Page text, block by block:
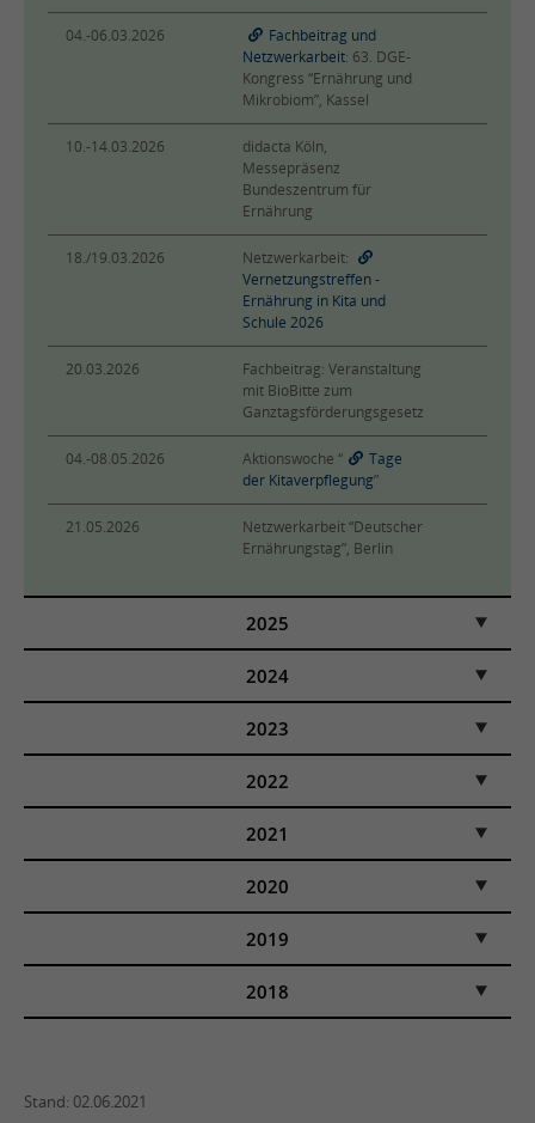
04.-06.03.2026
Fachbeitrag und
Netzwerkarbeit: 63. DGE-
Kongress “Ernährung und
Mikrobiom”, Kassel
10.-14.03.2026
didacta Köln,
Messepräsenz
Bundeszentrum für
Ernährung
18./19.03.2026
Netzwerkarbeit:
Vernetzungstreffen -
Ernährung in Kita und
Schule 2026
20.03.2026
Fachbeitrag: Veranstaltung
mit BioBitte zum
Ganztagsförderungsgesetz
04.-08.05.2026 Aktionswoche “
Tage
der Kitaverpflegung”
21.05.2026
Netzwerkarbeit “Deutscher
Ernährungstag”, Berlin
2025
2024
2023
2022
2021
2020
2019
2018
Stand: 02.06.2021